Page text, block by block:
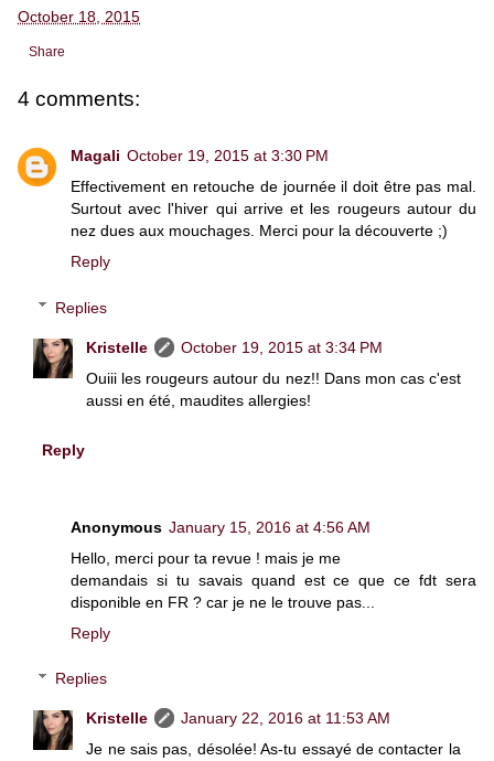
October 18, 2015
Share
4 comments:
Magali October 19, 2015 at 3:30 PM
Effectivement en retouche de journée il doit être pas mal.
Surtout avec l'hiver qui arrive et les rougeurs autour du
nez dues aux mouchages. Merci pour la découverte ;)
Reply
Replies
Kristelle
October 19, 2015 at 3:34 PM
Ouiii les rougeurs autour du nez!! Dans mon cas c'est
aussi en été, maudites allergies!
Reply
Anonymous January 15, 2016 at 4:56 AM
Hello, merci pour ta revue ! mais je me
demandais si tu savais quand est ce que ce fdt sera
disponible en FR ? car je ne le trouve pas...
Reply
Replies
Kristelle
January 22, 2016 at 11:53 AM
Je ne sais pas, désolée! As-tu essayé de contacter la